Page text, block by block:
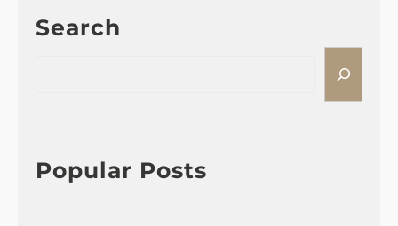
Search
h
Popular Posts